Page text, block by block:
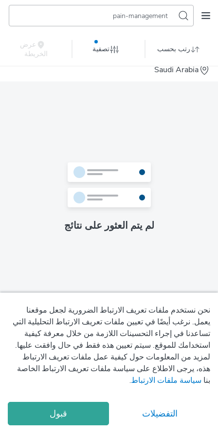
pain-management
رتب بحسب تصفية
عرض
الخريطة
Saudi Arabia
لم يتم العثور على نتائج
2026 Okadoc Technologies FZ-LLC
سياسة الخصوصية
شروط الاستخدام
سياسة ملفات تعريف الارتباط
نحن نستخدم ملفات تعريف الارتباط الضرورية لجعل موقعنا
يعمل. نرغب أيضًا في تعيين ملفات تعريف الارتباط التحليلية التي
تساعدنا في إجراء التحسينات اللازمة من خلال معرفة كيفية
استخدامك للموقع. سيتم تعيين هذه فقط في حال وافقت عليها.
لمزيد من المعلومات حول كيفية عمل ملفات تعريف الارتباط
هذه، يرجى الاطلاع على سياسة ملفات تعريف الارتباط الخاصة
بنا سياسة ملفات الارتباط.
التفضيلات قبول